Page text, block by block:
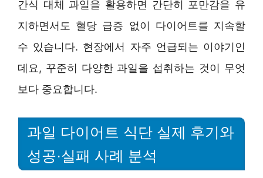
간식 대체 과일을 활용하면 간단히 포만감을 유
지하면서도 혈당 급증 없이 다이어트를 지속할
수 있습니다. 현장에서 자주 언급되는 이야기인
데요, 꾸준히 다양한 과일을 섭취하는 것이 무엇
보다 중요합니다.
과일 다이어트 식단 실제 후기와
성공·실패 사례 분석